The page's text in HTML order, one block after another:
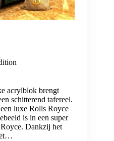
acrylblok brengt
schitterend tafereel.
luxe Rolls Royce
is in een super
Dankzij het